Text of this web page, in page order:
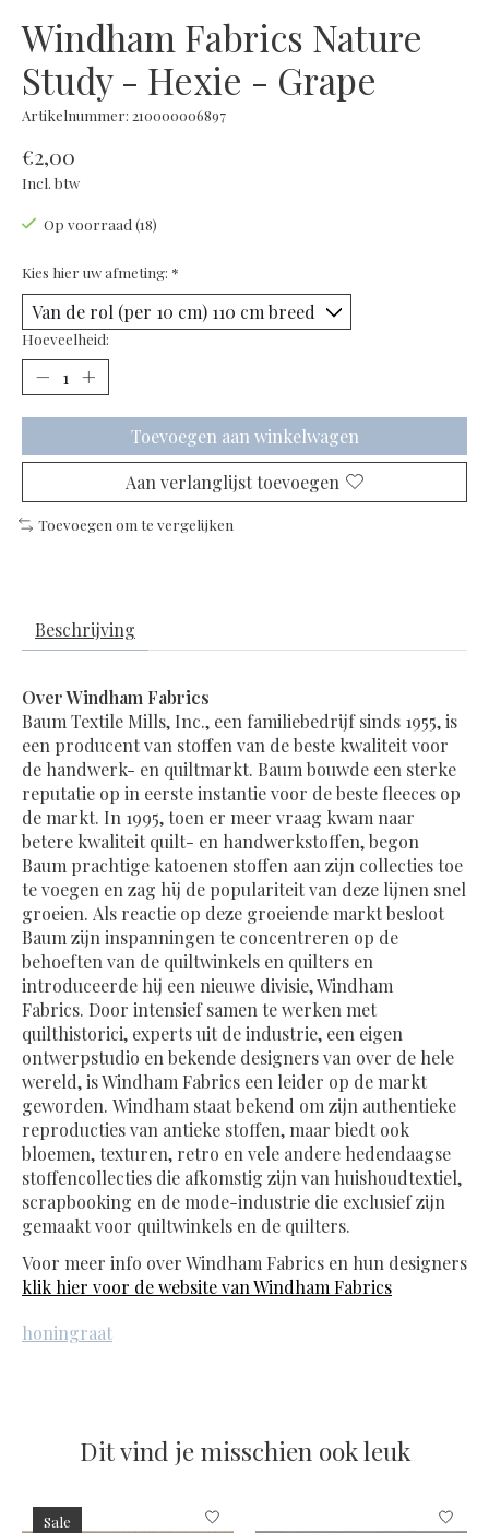
Windham Fabrics Nature
Study - Hexie - Grape
Artikelnummer: 210000006897
€2,00
Incl. btw
Op voorraad (18)
Kies hier uw afmeting: *
Hoeveelheid:
Toevoegen aan winkelwagen
Aan verlanglijst toevoegen
Toevoegen om te vergelijken
Beschrijving
Over Windham Fabrics
Baum Textile Mills, Inc., een familiebedrijf sinds 1955, is
een producent van stoffen van de beste kwaliteit voor
de handwerk- en quiltmarkt. Baum bouwde een sterke
reputatie op in eerste instantie voor de beste fleeces op
de markt. In 1995, toen er meer vraag kwam naar
betere kwaliteit quilt- en handwerkstoffen, begon
Baum prachtige katoenen stoffen aan zijn collecties toe
te voegen en zag hij de populariteit van deze lijnen snel
groeien. Als reactie op deze groeiende markt besloot
Baum zijn inspanningen te concentreren op de
behoeften van de quiltwinkels en quilters en
introduceerde hij een nieuwe divisie, Windham
Fabrics. Door intensief samen te werken met
quilthistorici, experts uit de industrie, een eigen
ontwerpstudio en bekende designers van over de hele
wereld, is Windham Fabrics een leider op de markt
geworden. Windham staat bekend om zijn authentieke
reproducties van antieke stoffen, maar biedt ook
bloemen, texturen, retro en vele andere hedendaagse
stoffencollecties die afkomstig zijn van huishoudtextiel,
scrapbooking en de mode-industrie die exclusief zijn
gemaakt voor quiltwinkels en de quilters.
Voor meer info over Windham Fabrics en hun designers
klik hier voor de website van Windham Fabrics
honingraat
Dit vind je misschien ook leuk
Items van productcarrousel
Sale